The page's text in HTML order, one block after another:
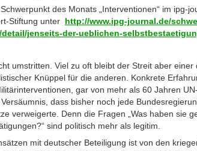
des Monats „Interventionen“ im ipg-
Stiftung unter http://www.ipg-journal.de/
jenseits-der-ueblichen-
umstritten. Viel zu oft bleibt der Streit aber
Knüppel für die anderen. Konkrete
gar von mehr als 60 Jahren
dass bisher noch jede
verweigerte. Denn die Fragen „Was haben sie
sind politisch mehr als legitim.
mit deutscher Beteiligung ist von den